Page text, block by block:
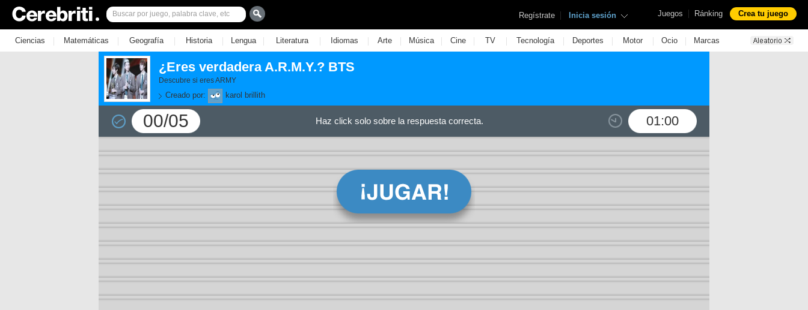
Juegos | Ránking Crea tu juego
Regístrate | Inicia sesión
Ciencias | Matemáticas | Geografía | Historia | Lengua | Literatura | Idiomas | Arte | Música | Cine | TV | Tecnología | Deportes | Motor | Ocio | Marcas
¿Eres verdadera A.R.M.Y.? BTS
Descubre si eres ARMY
Creado por: karol brillith
00/05 01:00
Haz click solo sobre la respuesta correcta.